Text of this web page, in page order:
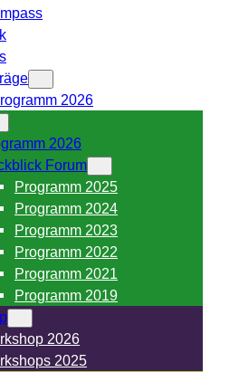
2026
2026
Forum
Programm 2025
Programm 2024
Programm 2023
Programm 2022
Programm 2021
Programm 2019
2026
2025